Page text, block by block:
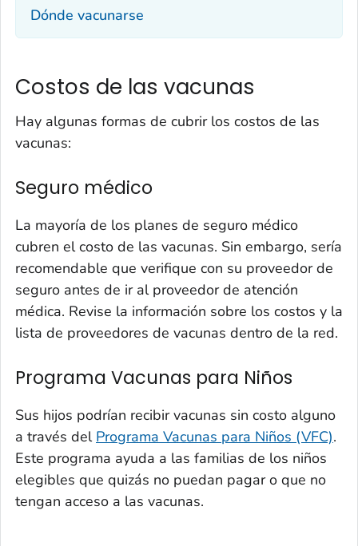
Dónde vacunarse
Costos de las vacunas
Hay algunas formas de cubrir los costos de las
vacunas:
Seguro médico
La mayoría de los planes de seguro médico
cubren el costo de las vacunas. Sin embargo, sería
recomendable que verifique con su proveedor de
seguro antes de ir al proveedor de atención
médica. Revise la información sobre los costos y la
lista de proveedores de vacunas dentro de la red.
Programa Vacunas para Niños
Sus hijos podrían recibir vacunas sin costo alguno
a través del Programa Vacunas para Niños (VFC).
Este programa ayuda a las familias de los niños
elegibles que quizás no puedan pagar o que no
tengan acceso a las vacunas.